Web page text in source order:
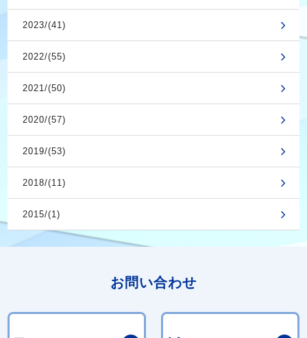
2023/(41)
2022/(55)
2021/(50)
2020/(57)
2019/(53)
2018/(11)
2015/(1)
お問い合わせ